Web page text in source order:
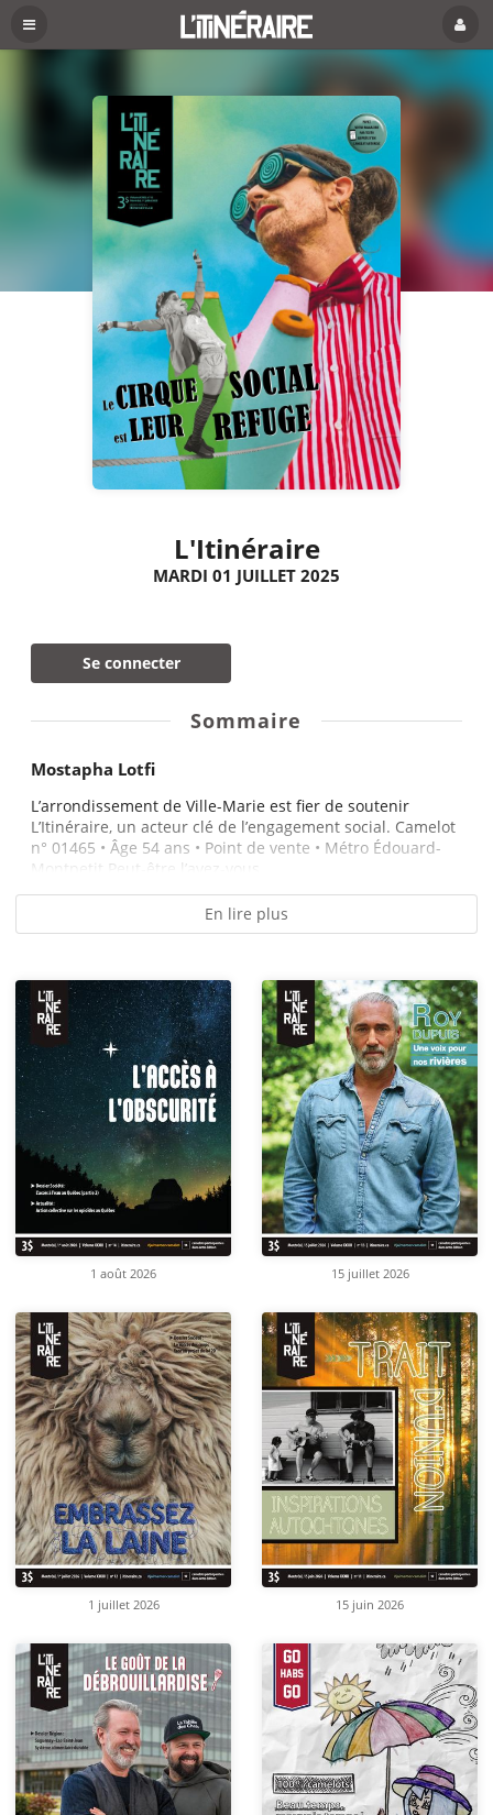
L'Itinéraire
MARDI 01 JUILLET 2025
Se connecter
Sommaire
Mostapha Lotfi
L’arrondissement de Ville-Marie est fier de soutenir
L’Itinéraire, un acteur clé de l’engagement social. Camelot
n° 01465 • Âge 54 ans • Point de vente • Métro Édouard-
Montpetit Peut-être l’avez-vous...
En lire plus
1 août 2026 15 juillet 2026
1 juillet 2026 15 juin 2026